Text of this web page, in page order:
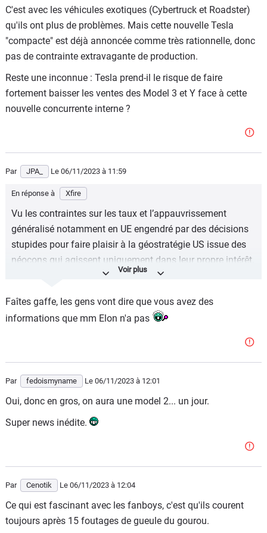
confirmées.
C'est avec les véhicules exotiques (Cybertruck et Roadster)
qu'ils ont plus de problèmes. Mais cette nouvelle Tesla
"compacte" est déjà annoncée comme très rationnelle, donc
pas de contrainte extravagante de production.
Reste une inconnue : Tesla prend-il le risque de faire
fortement baisser les ventes des Model 3 et Y face à cette
nouvelle concurrente interne ?
Par JPA_ Le 06/11/2023 à 11:59
En réponse à Xfire
Vu les contraintes sur les taux et l’appauvrissement
généralisé notamment en UE engendré par des décisions
stupides pour faire plaisir à la géostratégie US issue des
néocons qui agissent uniquement dans leur propre intérêt,
Musk sait qu’il doit appuyer sur l’accélérateur.
Cette pseudo model 2 ne sera certainement pas un truc
exotique sorti de nulle part comme le cybertruck, mais
commercialisation courant 2025, au delà, cela va être très
compliqué.
Faîtes gaffe, les gens vont dire que vous avez des
informations que mm Elon n'a pas
Par fedoismyname Le 06/11/2023 à 12:01
Oui, donc en gros, on aura une model 2... un jour.
Super news inédite.
Par Cenotik Le 06/11/2023 à 12:04
Ce qui est fascinant avec les fanboys, c'est qu'ils courent
toujours après 15 foutages de gueule du gourou.